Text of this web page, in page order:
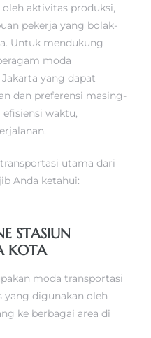
aktivitas produksi,
pekerja yang bolak-
Untuk mendukung
moda
yang dapat
dan preferensi masing-
waktu,
utama dari
Anda ketahui:
STASIUN
KOTA
moda transportasi
yang digunakan oleh
ke berbagai area di